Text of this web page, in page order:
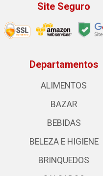
Site Seguro
Departamentos
ALIMENTOS
BAZAR
BEBIDAS
BELEZA E HIGIENE
BRINQUEDOS